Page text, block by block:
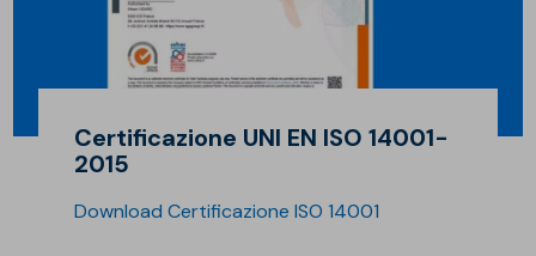
Certificazione UNI EN ISO 14001-
2015
Download Certificazione ISO 14001